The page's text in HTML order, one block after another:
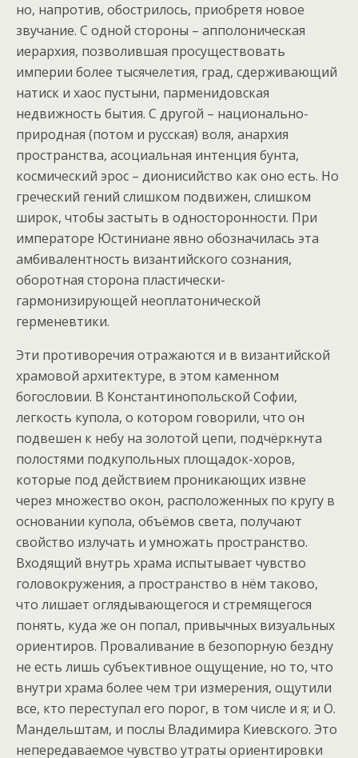
но, напротив, обострилось, приобретя новое
звучание. С одной стороны – апполоническая
иерархия, позволившая просуществовать
империи более тысячелетия, град, сдерживающий
натиск и хаос пустыни, парменидовская
недвижность бытия. С другой – национально-
природная (потом и русская) воля, анархия
пространства, асоциальная интенция бунта,
космический эрос – дионисийство как оно есть. Но
греческий гений слишком подвижен, слишком
широк, чтобы застыть в односторонности. При
императоре Юстиниане явно обозначилась эта
амбивалентность византийского сознания,
оборотная сторона пластически-
гармонизирующей неоплатонической
герменевтики.
Эти противоречия отражаются и в византийской
храмовой архитектуре, в этом каменном
богословии. В Константинопольской Софии,
легкость купола, о котором говорили, что он
подвешен к небу на золотой цепи, подчёркнута
полостями подкупольных площадок-хоров,
которые под действием проникающих извне
через множество окон, расположенных по кругу в
основании купола, объёмов света, получают
свойство излучать и умножать пространство.
Входящий внутрь храма испытывает чувство
головокружения, а пространство в нём таково,
что лишает оглядывающегося и стремящегося
понять, куда же он попал, привычных визуальных
ориентиров. Проваливание в безопорную бездну
не есть лишь субъективное ощущение, но то, что
внутри храма более чем три измерения, ощутили
все, кто переступал его порог, в том числе и я; и О.
Мандельштам, и послы Владимира Киевского. Это
непередаваемое чувство утраты ориентировки